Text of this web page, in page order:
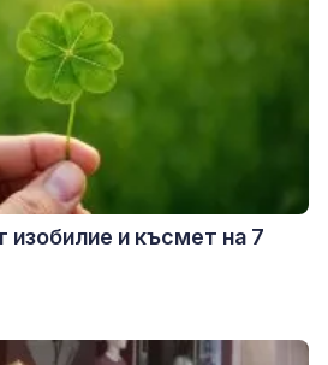
изобилие и късмет на 7